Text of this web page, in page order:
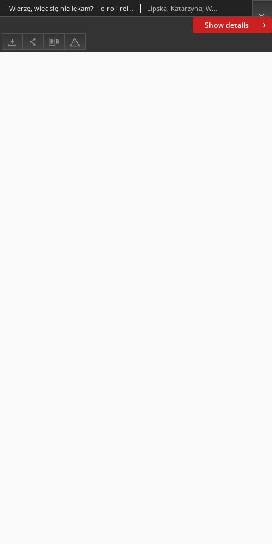
Show details
Wierzę, więc się nie lękam? – o roli religijności i duchowości w związku z lękiem przed COVID-19 Lipska, Katarzyna; Wajs, Tomasz; Klimczak, Sandra